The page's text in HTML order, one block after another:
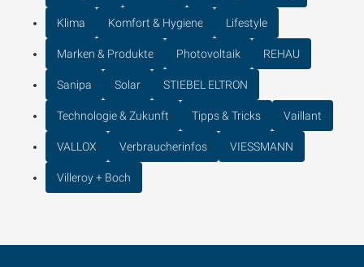
Klima Komfort & Hygiene Lifestyle
Marken & Produkte Photovoltaik REHAU
Sanipa Solar STIEBEL ELTRON
Technologie & Zukunft Tipps & Tricks Vaillant
VALLOX Verbraucherinfos VIESSMANN
Villeroy + Boch